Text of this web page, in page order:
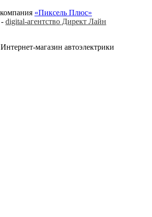
«Пиксель Плюс»
- digital-агентство Директ Лайн
магазин автоэлектрики